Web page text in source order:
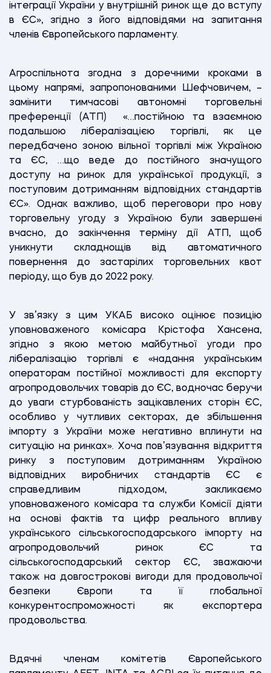
інтеграції України у внутрішній ринок ще до вступу
в ЄС», згідно з його відповідями на запитання
членів Європейського парламенту.
Агроспільнота згодна з доречними кроками в
цьому напрямі, запропонованими Шефчовичем, –
замінити тимчасові автономні торговельні
преференції (АТП) «…постійною та взаємною
подальшою лібералізацією торгівлі, як це
передбачено зоною вільної торгівлі між Україною
та ЄС, …що веде до постійного значущого
доступу на ринок для української продукції, з
поступовим дотриманням відповідних стандартів
ЄС». Однак важливо, щоб переговори про нову
торговельну угоду з Україною були завершені
вчасно, до закінчення терміну дії ATП, щоб
уникнути складнощів від автоматичного
повернення до застарілих торговельних квот
періоду, що був до 2022 року.
У зв’язку з цим УКАБ високо оцінює позицію
уповноваженого комісара Крістофа Хансена,
згідно з якою метою майбутньої угоди про
лібералізацію торгівлі є «надання українським
операторам постійної можливості для експорту
агропродовольчих товарів до ЄС, водночас беручи
до уваги стурбованість зацікавлених сторін ЄС,
особливо у чутливих секторах, де збільшення
імпорту з України може негативно вплинути на
ситуацію на ринках». Хоча пов’язування відкриття
ринку з поступовим дотриманням Україною
відповідних виробничих стандартів ЄС є
справедливим підходом, закликаємо
уповноваженого комісара та служби Комісії діяти
на основі фактів та цифр реального впливу
українського сільськогосподарського імпорту на
агропродовольчий ринок ЄС та
сільськогосподарський сектор ЄС, зважаючи
також на довгострокові вигоди для продовольчої
безпеки Європи та її глобальної
конкурентоспроможності як експортера
продовольства.
Вдячні членам комітетів Європейського